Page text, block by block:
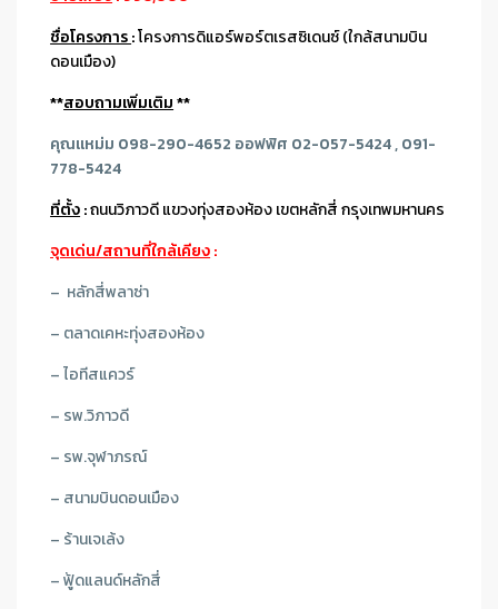
ชื่อโครงการ:โครงการดิแอร์พอร์ตเรสซิเดนซ์ (ใกล้สนามบิน
ดอนเมือง)
**สอบถามเพิ่มเติม**
คุณแหม่ม 098-290-4652 ออฟฟิศ 02-057-5424 , 091-
778-5424
ที่ตั้ง:ถนนวิภาวดี แขวงทุ่งสองห้อง เขตหลักสี่ กรุงเทพมหานคร
จุดเด่น/สถานที่ใกล้เคียง:
– หลักสี่พลาซ่า
– ตลาดเคหะทุ่งสองห้อง
– ไอทีสแควร์
– รพ.วิภาวดี
– รพ.จุฬาภรณ์
– สนามบินดอนเมือง
– ร้านเจเล้ง
– ฟู้ดแลนด์หลักสี่